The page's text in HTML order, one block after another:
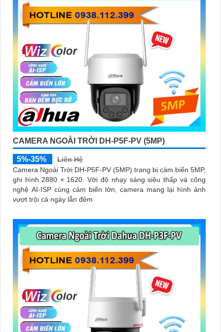
CAMERA NGOÀI TRỜI DH-P5F-PV (5MP)
5%-35%
Liên Hệ
Camera Ngoài Trời DH-P5F-PV (5MP) trang bị cảm biến 5MP,
ghi hình 2880 × 1620. Với độ nhạy sáng siêu thấp và công
nghệ AI-ISP cùng cảm biến lớn, camera mang lại hình ảnh
vượt trội cả ngày lẫn đêm